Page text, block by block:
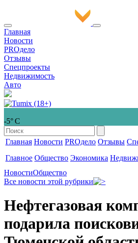
Главная
Новости
PROдело
Отзывы
Спецпроекты
Недвижимость
Авто
-5° С
Главная Новости PROдело Отзывы
Главное Общество Экономика
НовостиОбщество
Все новости этой рубрики
Нефтегазовая
подарила